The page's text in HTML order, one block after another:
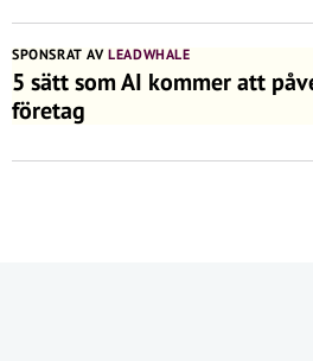
SPONSRAT AVLEADWHALE
5 sätt som AI kommer att
företag